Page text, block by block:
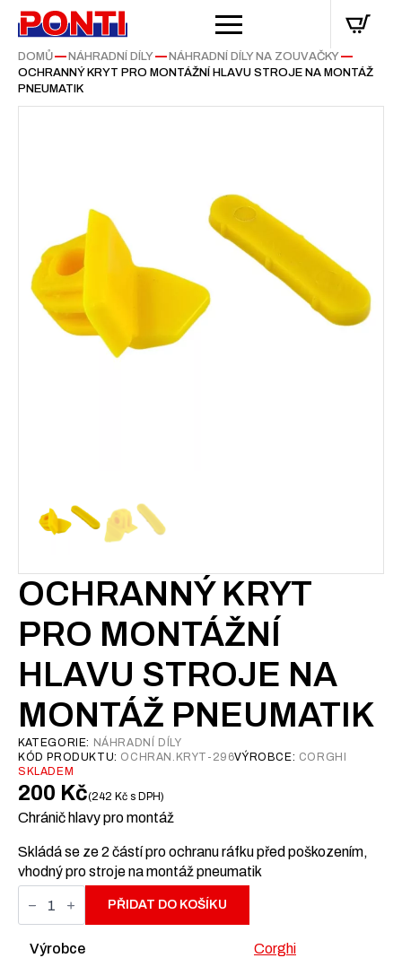
DOMŮ— NÁHRADNÍ DÍLY— NÁHRADNÍ DÍLY NA ZOUVAČKY—
OCHRANNÝ KRYT PRO MONTÁŽNÍ HLAVU STROJE NA MONTÁŽ
PNEUMATIK
OCHRANNÝ KRYT
PRO MONTÁŽNÍ
HLAVU STROJE NA
MONTÁŽ PNEUMATIK
KATEGORIE: NÁHRADNÍ DÍLY
KÓD PRODUKTU: OCHRAN.KRYT-296VÝROBCE: CORGHI
SKLADEM
200 Kč 242 Kč s DPH
Chránič hlavy pro montáž
Skládá se ze 2 částí pro ochranu ráfku před poškozením,
vhodný pro stroje na montáž pneumatik
Ochranný
kryt
pro
hlavu
PŘIDAT DO KOŠÍKU
Výrobce Corghi